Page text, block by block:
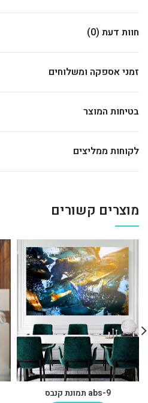
חוות דעת (0)
זמני אספקה ומשלוחים
בטיחות המוצר
לקוחות ממליצים
מוצרים קשורים
abs-9 תמונת קנבס